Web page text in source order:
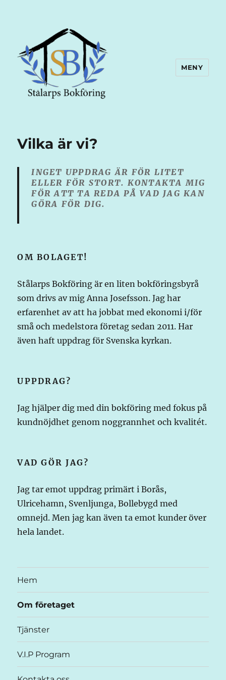
MENY
Vilka är vi?
INGET UPPDRAG ÄR FÖR LITET
ELLER FÖR STORT. KONTAKTA MIG
FÖR ATT TA REDA PÅ VAD JAG KAN
GÖRA FÖR DIG.
OM BOLAGET!
Stålarps Bokföring är en liten bokföringsbyrå
som drivs av mig Anna Josefsson. Jag har
erfarenhet av att ha jobbat med ekonomi i/för
små och medelstora företag sedan 2011. Har
även haft uppdrag för Svenska kyrkan.
UPPDRAG?
Jag hjälper dig med din bokföring med fokus på
kundnöjdhet genom noggrannhet och kvalitét.
VAD GÖR JAG?
Jag tar emot uppdrag primärt i Borås,
Ulricehamn, Svenljunga, Bollebygd med
omnejd. Men jag kan även ta emot kunder över
hela landet.
Hem
Om företaget
Tjänster
V.I.P Program